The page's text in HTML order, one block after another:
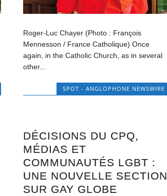
Roger-Luc Chayer (Photo : François
Mennesson / France Catholique) Once
again, in the Catholic Church, as in several
other...
SPOT - ANGLOPHONE NEWSWIRE
DÉCISIONS DU CPQ,
MÉDIAS ET
COMMUNAUTÉS LGBT :
UNE NOUVELLE SECTION
SUR GAY GLOBE